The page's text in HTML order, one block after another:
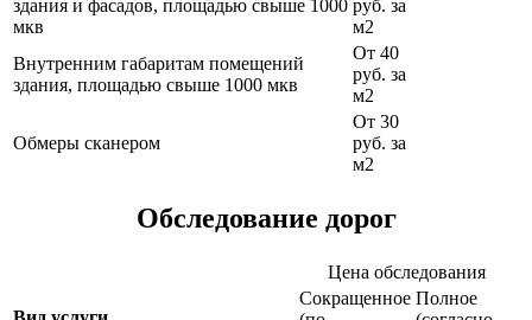
здания и фасадов, площадью свыше 1000
мкв
руб. за
м2
Внутренним габаритам помещений
здания, площадью свыше 1000 мкв
От 40
руб. за
м2
Обмеры сканером
От 30
руб. за
м2
Обследование дорог
Цена обследования
Сокращенное Полное